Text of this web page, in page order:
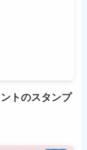
トのスタンプ